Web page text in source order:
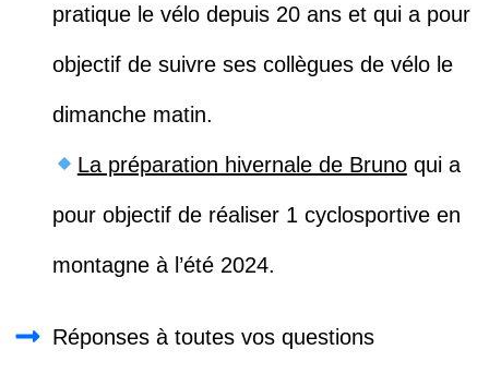
pratique le vélo depuis 20 ans et qui a pour
objectif de suivre ses collègues de vélo le
dimanche matin.
La préparation hivernale de Brunoqui a
pour objectif de réaliser 1 cyclosportive en
montagne à l’été 2024.
Réponses à toutes vos questions